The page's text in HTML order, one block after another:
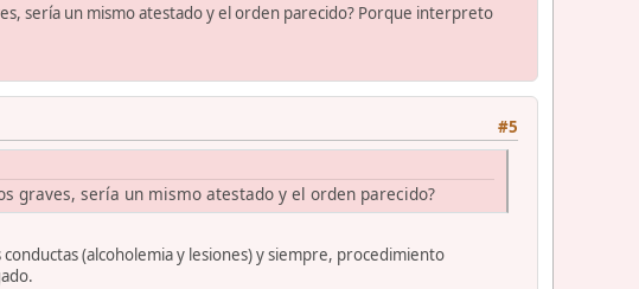
sería un mismo atestado y el orden parecido? Porque interpreto
#5
graves, sería un mismo atestado y el orden parecido?
(alcoholemia y lesiones) y siempre, procedimiento